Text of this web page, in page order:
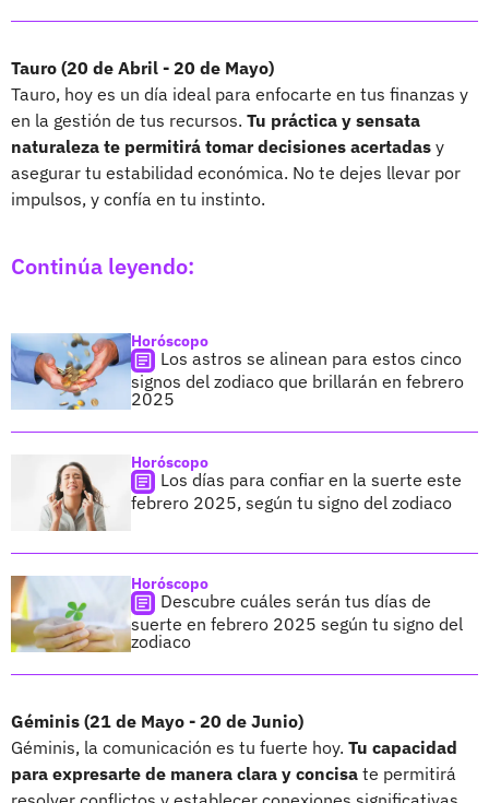
Tauro (20 de Abril - 20 de Mayo)
Tauro, hoy es un día ideal para enfocarte en tus finanzas y
en la gestión de tus recursos. Tu práctica y sensata
naturaleza te permitirá tomar decisiones acertadas y
asegurar tu estabilidad económica. No te dejes llevar por
impulsos, y confía en tu instinto.
Continúa leyendo:
Horóscopo
Los astros se alinean para estos cinco
signos del zodiaco que brillarán en febrero
2025
Horóscopo
Los días para confiar en la suerte este
febrero 2025, según tu signo del zodiaco
Horóscopo
Descubre cuáles serán tus días de
suerte en febrero 2025 según tu signo del
zodiaco
Géminis (21 de Mayo - 20 de Junio)
Géminis, la comunicación es tu fuerte hoy. Tu capacidad
para expresarte de manera clara y concisa te permitirá